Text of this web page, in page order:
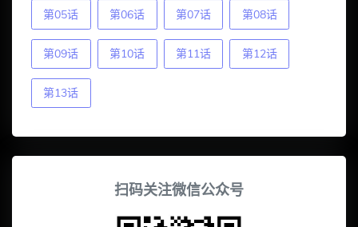
第05话 第06话 第07话 第08话
第09话 第10话 第11话 第12话
第13话
扫码关注微信公众号